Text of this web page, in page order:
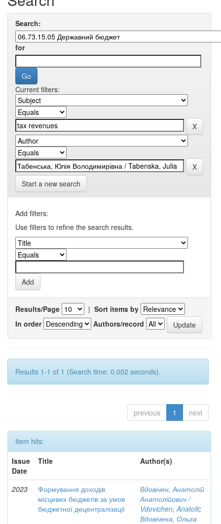
Search:
for
Current filters:
Start a new search
Add filters:
Use filters to refine the search results.
Results/Page | Sort items by
In order
Authors/record
Results 1-1 of 1 (Search time: 0.002 seconds).
previous 1 next
Item hits:
Issue
Date
Title Author(s)
2023
Формування доходів
місцевих бюджетів за умов
бюджетної децентралізації
Вдовічен, Анатолій
Анатолійович /
Vdovichen, Anatolii;
Вдовічена, Ольга